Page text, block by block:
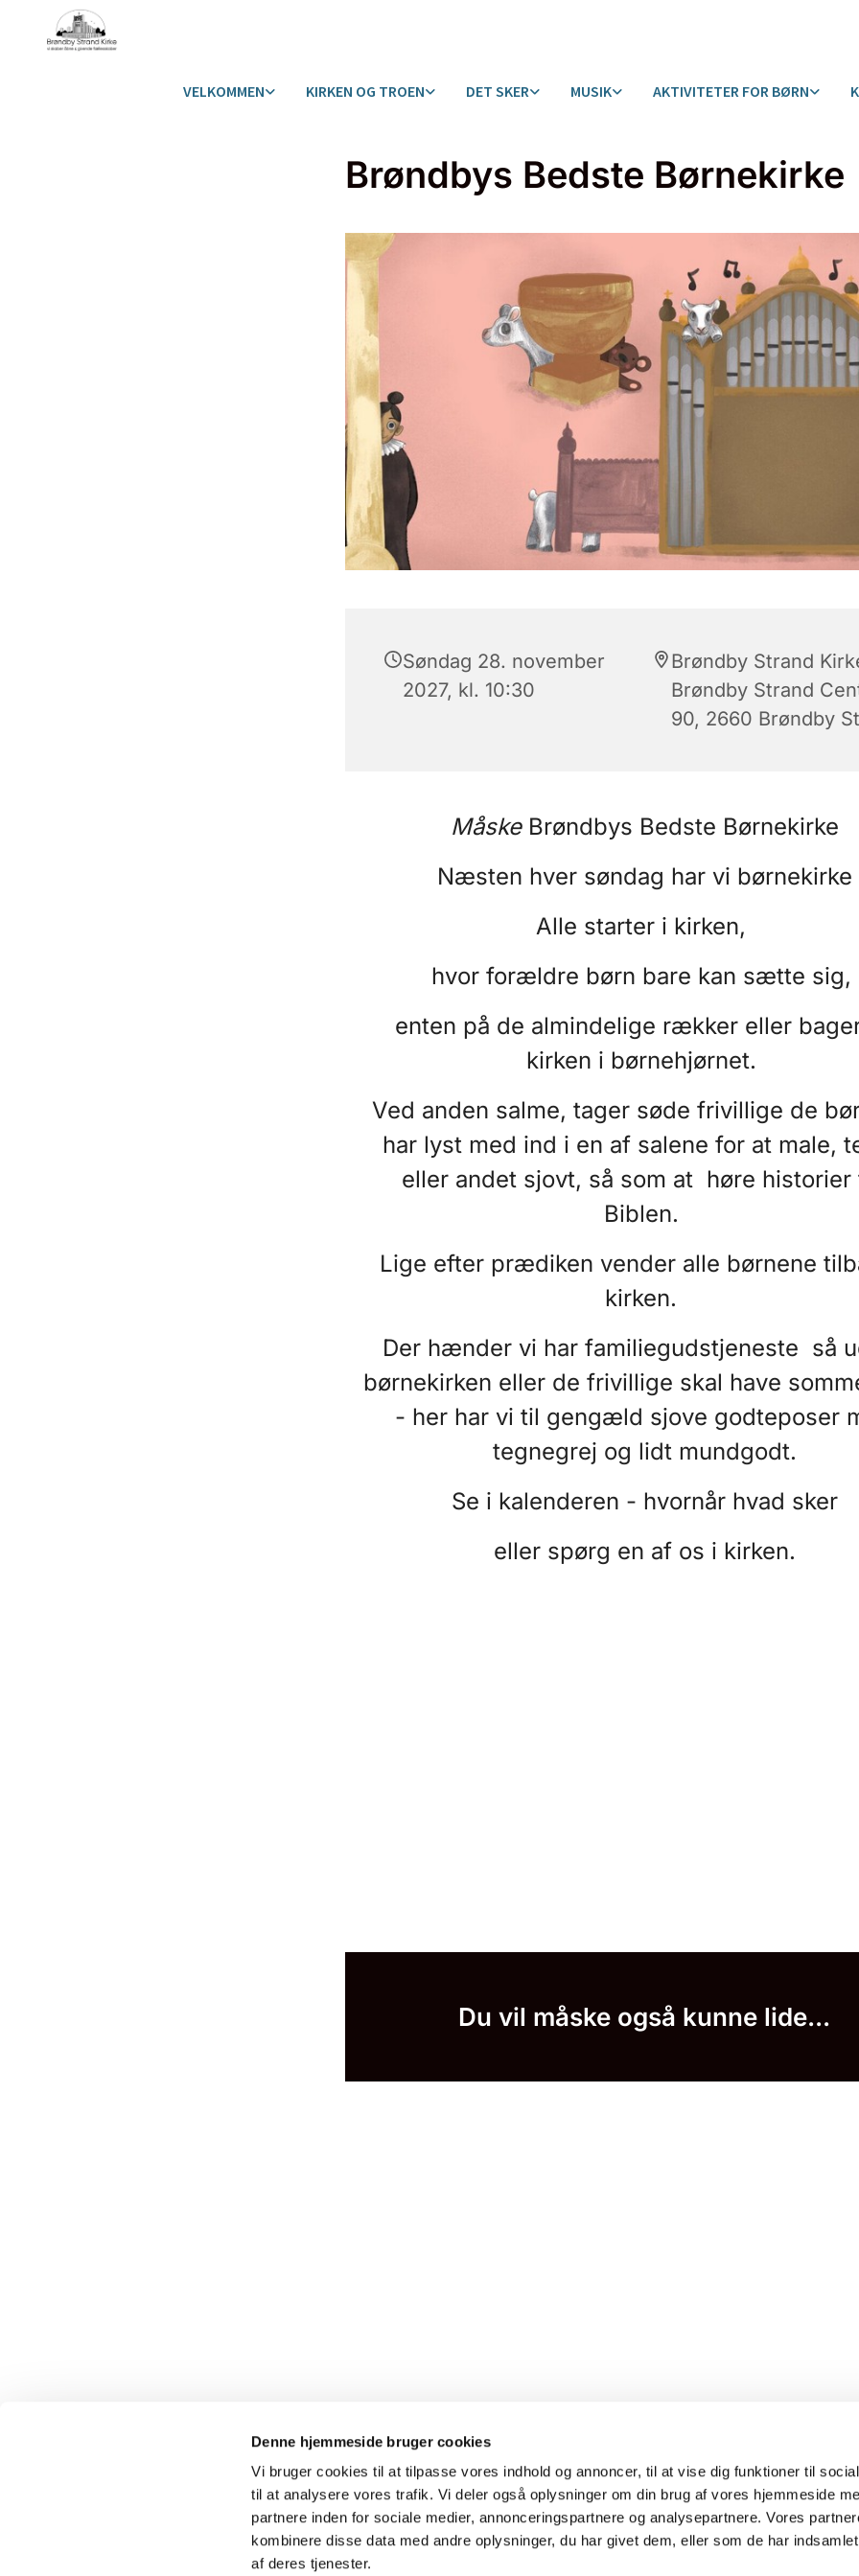
Denne hjemmeside bruger cookies
Vi bruger cookies til at tilpasse vores indhold og annoncer, til at vise dig funktioner til
til at analysere vores trafik. Vi deler også oplysninger om din brug af vores hjemmeside
partnere inden for sociale medier, annonceringspartnere og analysepartnere. Vores
kombinere disse data med andre oplysninger, du har givet dem, eller som de har
af deres tjenester.
VELKOMMEN KIRKEN OG TROEN DET SKER MUSIK AKTIVITETER FOR BØRN
Brøndbys Bedste Børnekirke
Søndag 28. november
2027, kl. 10:30
Brøndby Strand
Brøndby Strand
90, 2660 Brøndby
MåskeBrøndbys Bedste Børnekirke
Næsten hver søndag har vi børnekirke
Alle starter i kirken,
hvor forældre børn bare kan sætte sig,
enten på de almindelige rækker eller
kirken i børnehjørnet.
Ved anden salme, tager søde frivillige de
har lyst med ind i en af salene for at male,
eller andet sjovt, så som at høre historier
Biblen.
Lige efter prædiken vender alle børnene
kirken.
Der hænder vi har familiegudstjeneste så
børnekirken eller de frivillige skal have
- her har vi til gengæld sjove godteposer
tegnegrej og lidt mundgodt.
Se i kalenderen - hvornår hvad sker
eller spørg en af os i kirken.
Du vil måske også kunne lide...